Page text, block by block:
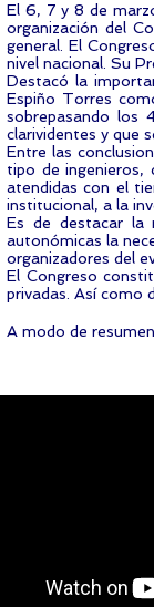
El 6, 7 y 8 de
organización del
general. El
nivel nacional. Su
Destacó la
Espiño Torres
sobrepasando los
clarividentes y que
Entre las
tipo de ingenieros,
atendidas con el
institucional, a la
Es de destacar la
autonómicas la
organizadores del
El Congreso
privadas. Así como
A modo de